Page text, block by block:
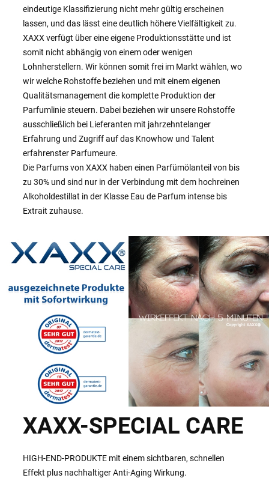
eindeutige Klassifizierung nicht mehr gültig erscheinen
lassen, und das lässt eine deutlich höhere Vielfältigkeit zu.
XAXX verfügt über eine eigene Produktionsstätte und ist
somit nicht abhängig von einem oder wenigen
Lohnherstellern. Wir können somit frei im Markt wählen, wo
wir welche Rohstoffe beziehen und mit einem eigenen
Qualitätsmanagement die komplette Produktion der
Parfumlinie steuern. Dabei beziehen wir unsere Rohstoffe
ausschließlich bei Lieferanten mit jahrzehntelanger
Erfahrung und Zugriff auf das Knowhow und Talent
erfahrenster Parfumeure.
Die Parfums von XAXX haben einen Parfümölanteil von bis
zu 30% und sind nur in der Verbindung mit dem hochreinen
Alkoholdestillat in der Klasse Eau de Parfum intense bis
Extrait zuhause.
XAXX-SPECIAL CARE
HIGH-END-PRODUKTE mit einem sichtbaren, schnellen
Effekt plus nachhaltiger Anti-Aging Wirkung.